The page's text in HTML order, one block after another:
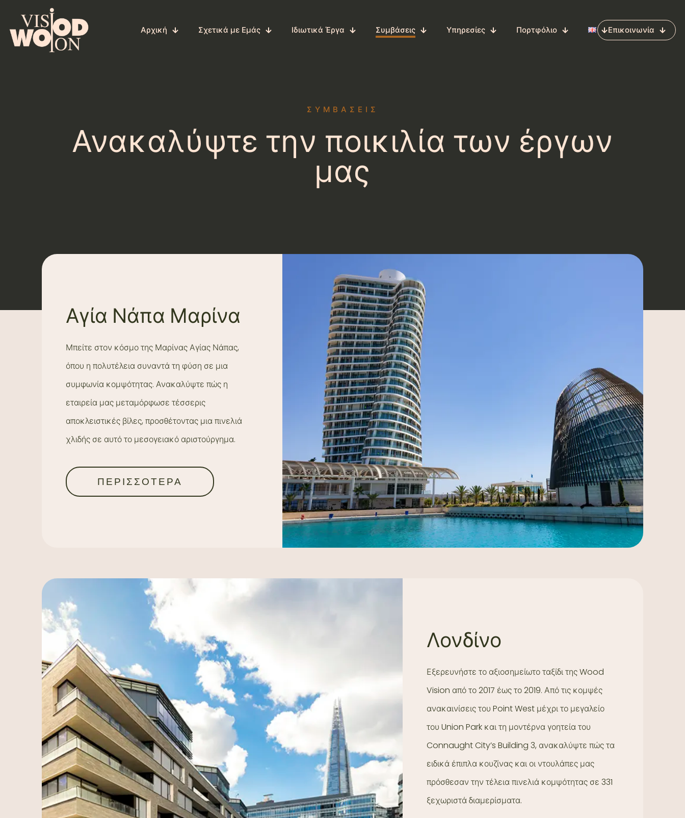
Αρχική Σχετικά με Εμάς Ιδιωτικά Έργα Συμβάσεις Υπηρεσίες Πορτφόλιο Επικοινωνία
ΣΥΜΒΑΣΕΙΣ
Ανακαλύψτε την ποικιλία των έργων
μας
Αγία Νάπα Μαρίνα
Μπείτε στον κόσμο της Μαρίνας Αγίας Νάπας,
όπου η πολυτέλεια συναντά τη φύση σε μια
συμφωνία κομψότητας. Ανακαλύψτε πώς η
εταιρεία μας μεταμόρφωσε τέσσερις
αποκλειστικές βίλες, προσθέτοντας μια πινελιά
χλιδής σε αυτό το μεσογειακό αριστούργημα.
ΠΕΡΙΣΣΟΤΕΡΑ
Λονδίνο
Εξερευνήστε το αξιοσημείωτο ταξίδι της Wood
Vision από το 2017 έως το 2019. Από τις κομψές
ανακαινίσεις του Point West μέχρι το μεγαλείο
του Union Park και τη μοντέρνα γοητεία του
Connaught City’s Building 3, ανακαλύψτε πώς τα
ειδικά έπιπλα κουζίνας και οι ντουλάπες μας
πρόσθεσαν την τέλεια πινελιά κομψότητας σε 331
ξεχωριστά διαμερίσματα.